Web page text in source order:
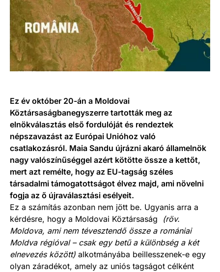
Ez év október 20-án a Moldovai
Köztársaságbanegyszerre tartották meg az
elnökválasztás első fordulóját és rendeztek
népszavazást az Európai Unióhoz való
csatlakozásról. Maia Sandu újrázni akaró államelnök
nagy valószínűséggel azért kötötte össze a kettőt,
mert azt remélte, hogy az EU-tagság széles
társadalmi támogatottságot élvez majd, ami növelni
fogja az ő újraválasztási esélyeit.
Ez a számítás azonban nem jött be. Ugyanis arra a
kérdésre, hogy a Moldovai Köztársaság
(röv.
Moldova, ami nem tévesztendő össze a romániai
Moldva régióval – csak egy betű a különbség a két
elnevezés között) alkotmányába beillesszenek-e egy
olyan záradékot, amely az uniós tagságot célként